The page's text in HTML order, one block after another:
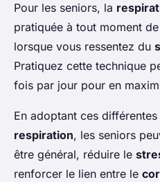
Pour les seniors, la
pratiquée à tout moment
lorsque vous ressentez du
Pratiquez cette technique
fois par jour pour en
En adoptant ces différentes
respiration, les seniors
être général, réduire le
renforcer le lien entre le